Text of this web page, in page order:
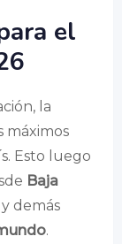
el
la
máximos
Esto luego
Baja
demás
.